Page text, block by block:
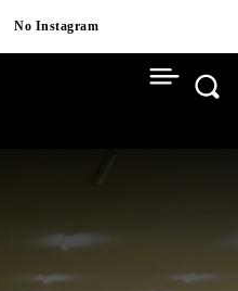
No Instagram